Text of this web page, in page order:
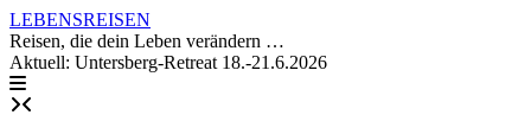
Skip
to
content
LEBENSREISEN
Reisen, die dein Leben verändern …
Aktuell: Untersberg-Retreat 18.-21.6.2026